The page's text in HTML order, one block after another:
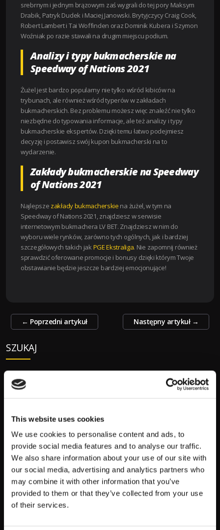
This website uses cookies
We use cookies to personalise content and ads, to
provide social media features and to analyse our traffic.
We also share information about your use of our site with
our social media, advertising and analytics partners who
may combine it with other information that you’ve
provided to them or that they’ve collected from your use
of their services.
srebrnym i jednym brązowym zaś wygrali do tej pory Maksym
Drabik, Patryk Dudek i Maciej Janowski. Brytyjczycy Craig Cook,
Robert Lambert i Tai Woffinden oraz Dominik Kubera i Szymon
Woźniak po razie stawali na drugim miejscu podium.
Analizy i typy bukmacherskie na
Speedway of Nations 2021
Żużel jest bardzo popularny nie tylko wśród kibiców na
trybunach, ale również wśród typerów w zakładach
bukmacherskich. Bez problemu możesz więc znaleźć nie tylko
niezbędne do typowania informacje, ale też analizy i typy
bukmacherskie ekspertów. Dzięki temu łatwo podejmiesz
decyzję i postawisz swój kupon bukmacherski na to
wydarzenie.
Zakłady bukmacherskie na Speedway
of Nations 2021
Najlepsze zakłady bukmacherskie na żużel, w tym na
Speedway of Nations 2021, znajdziesz w serwisie
internetowym bukmachera LV BET. Znajdziesz w nim do
wyboru wiele rynków, zarówno tych ogólnych, jak i bardziej
szczegółowych takich jak PGE Ekstraliga. Nie zapomnij również
sprawdzić oferowane promocje i bonusy dzięki którym Twoje
obstawianie będzie jeszcze bardziej emocjonujące!
Zobacz
← Poprzedni artykuł Następny artykuł →
SZUKAJ
POPULARNE:
Mecze Polski
Mundial 2026 Terminarz Kursy
Typy Bukmacherskie na dziś